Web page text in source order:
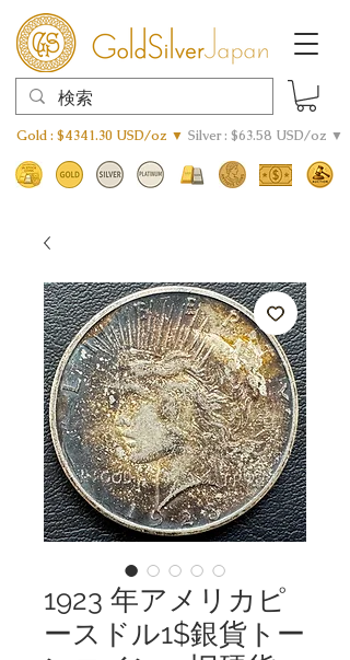
Gold : $4341.30 USD/oz ▼ Silver : $63.58 USD/oz ▼
1923 年アメリカピ
ースドル1$銀貨トー